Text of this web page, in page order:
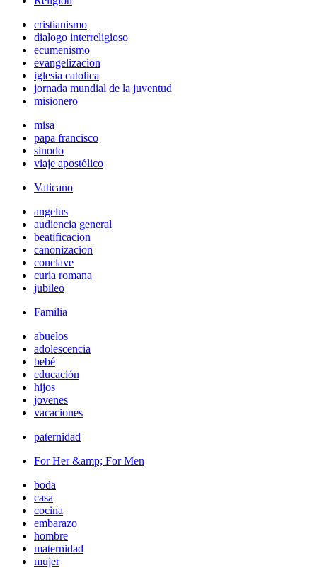
cristianismo
dialogo interreligioso
ecumenismo
evangelizacion
iglesia catolica
jornada mundial de la juventud
misionero
misa
papa francisco
sinodo
viaje apostólico
Vaticano
angelus
audiencia general
beatificacion
canonizacion
conclave
curia romana
jubileo
Familia
abuelos
adolescencia
bebé
educación
hijos
jovenes
vacaciones
paternidad
For Her &amp; For Men
boda
casa
cocina
embarazo
hombre
maternidad
mujer